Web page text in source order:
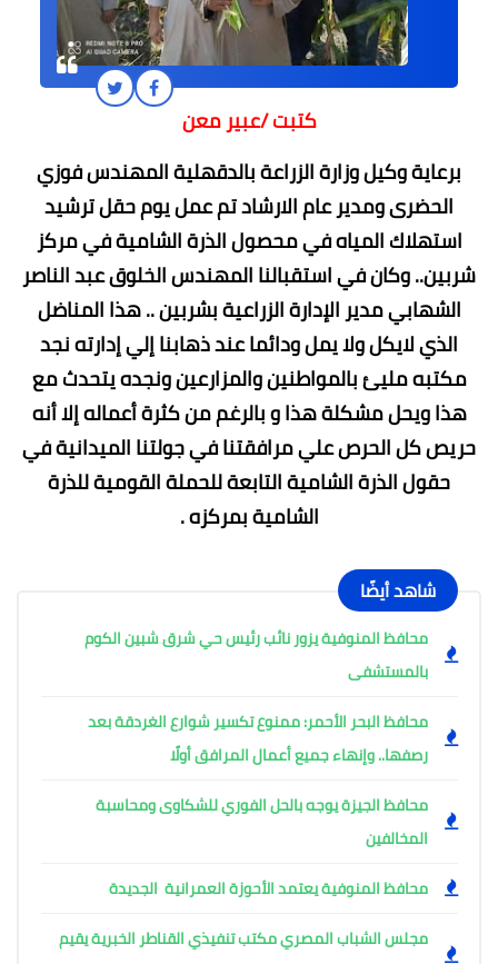
كتبت /عبير معن
برعاية وكيل وزارة الزراعة بالدقهلية المهندس فوزي
الحضرى ومدير عام الارشاد تم عمل يوم حقل ترشيد
استهلاك المياه في محصول الذرة الشامية في مركز
شربين.. وكان في استقبالنا المهندس الخلوق عبد الناصر
الشهابي مدير الإدارة الزراعية بشربين .. هذا المناضل
الذي لايكل ولا يمل ودائما عند ذهابنا إلي إدارته نجد
مكتبه مليئ بالمواطنين والمزارعين ونجده يتحدث مع
هذا ويحل مشكلة هذا و بالرغم من كثرة أعماله إلا أنه
حريص كل الحرص علي مرافقتنا في جولتنا الميدانية في
حقول الذرة الشامية التابعة للحملة القومية للذرة
الشامية بمركزه .
شاهد أيضًا
محافظ المنوفية يزور نائب رئيس حي شرق شبين الكوم
بالمستشفى
محافظ البحر الأحمر: ممنوع تكسير شوارع الغردقة بعد
رصفها.. وإنهاء جميع أعمال المرافق أولًا
محافظ الجيزة يوجه بالحل الفوري للشكاوى ومحاسبة
المخالفين
محافظ المنوفية يعتمد الأحوزة العمرانية الجديدة
مجلس الشباب المصري مكتب تنفيذي القناطر الخبرية يقيم